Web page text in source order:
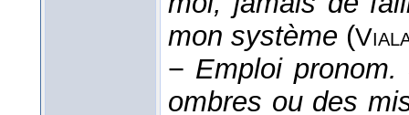
mon système (
− Emploi pronom.
ombres ou des